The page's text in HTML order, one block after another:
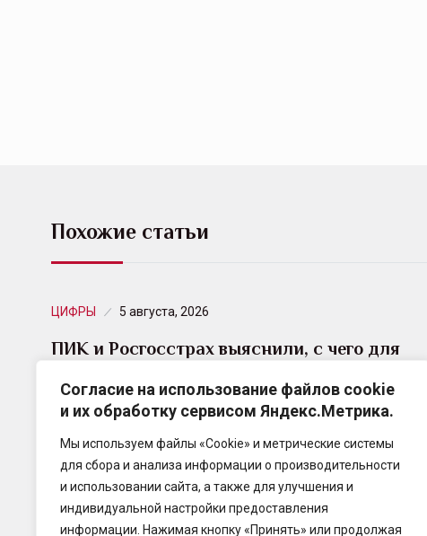
Согласие на использование файлов cookie
и их обработку сервисом Яндекс.Метрика.
Мы используем файлы «Cookie» и метрические системы
для сбора и анализа информации о производительности
и использовании сайта, а также для улучшения и
индивидуальной настройки предоставления
информации. Нажимая кнопку «Принять» или продолжая
Похожие статьи
ЦИФРЫ 5 августа, 2026
ПИК и Росгосстрах выяснили, с чего для
Переезд, свадьба, рождение ребенка или
расставание — у каждого новая глава жизни
начинается с разного. Девелопер ПИК и
Росгосстрах выяснили, какие…